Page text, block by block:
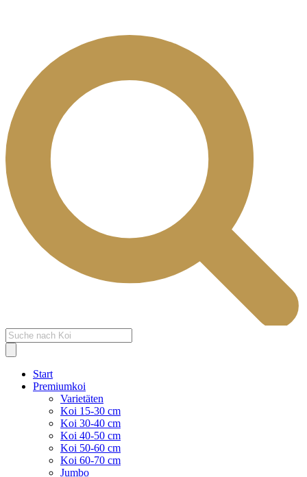
Products
search
Start
Premiumkoi
Varietäten
Koi 15-30 cm
Koi 30-40 cm
Koi 40-50 cm
Koi 50-60 cm
Koi 60-70 cm
Jumbo